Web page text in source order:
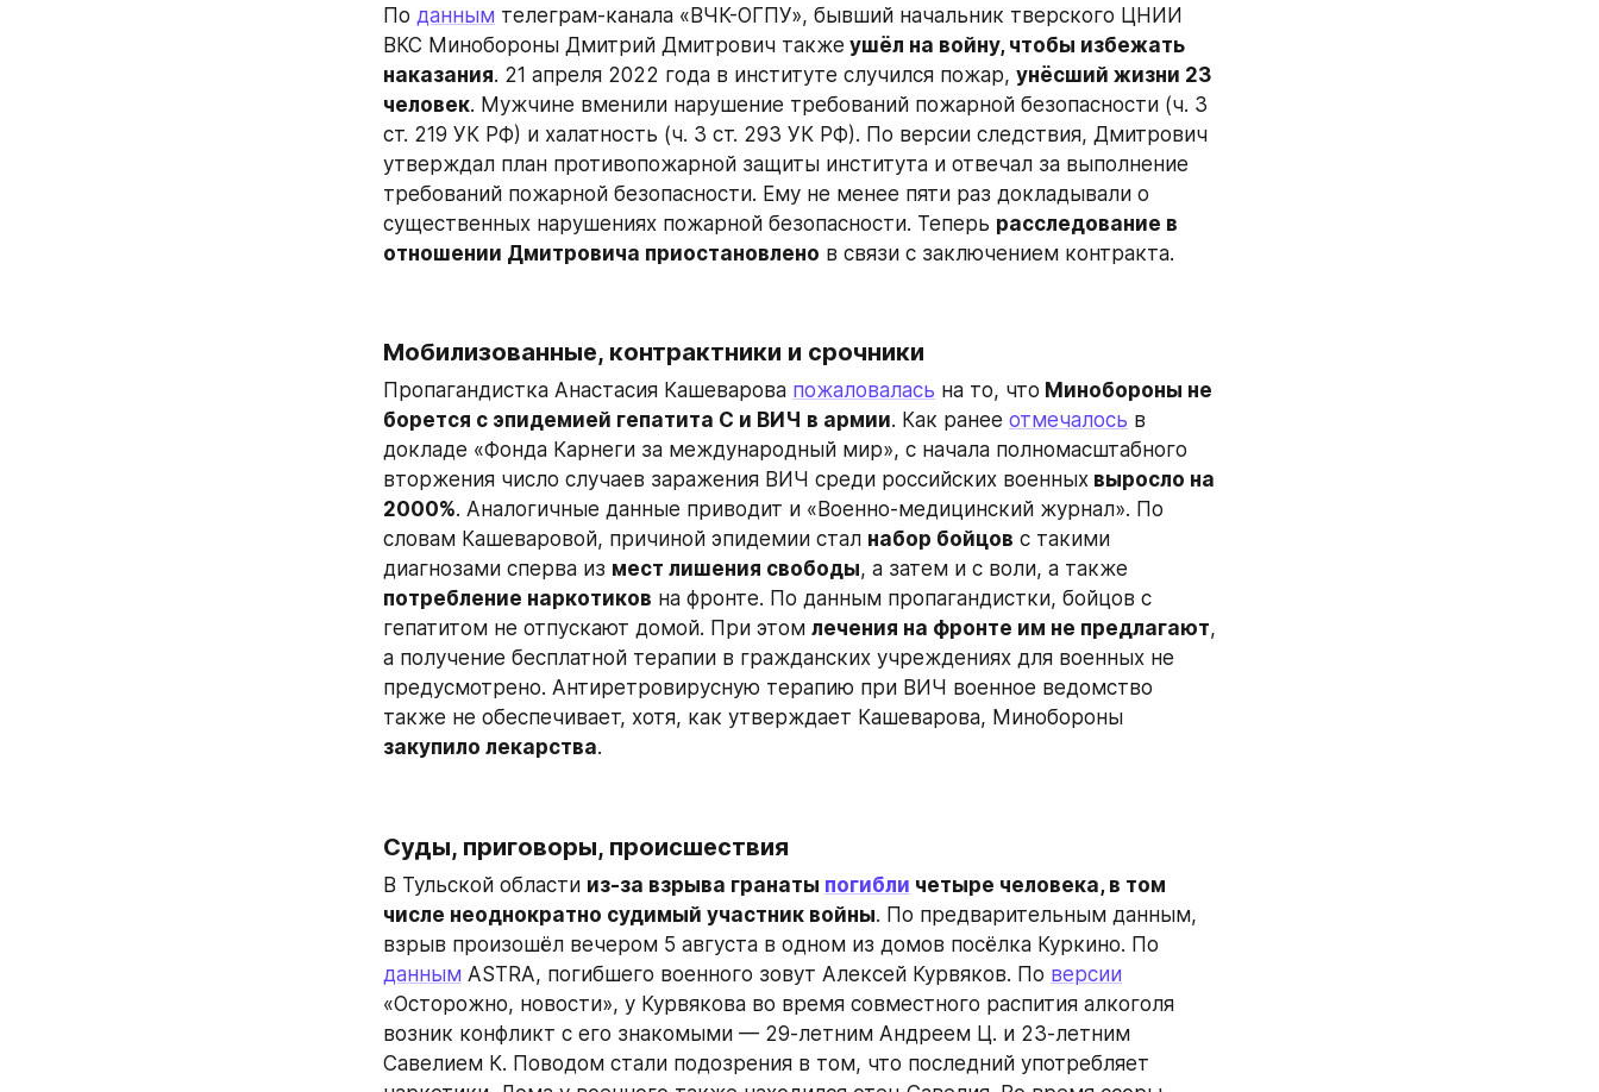
По данным телеграм-канала «ВЧК-ОГПУ», бывший начальник тверского ЦНИИ
ВКС Минобороны Дмитрий Дмитрович также ушёл на войну, чтобы избежать
наказания. 21 апреля 2022 года в институте случился пожар, унёсший жизни 23
человек. Мужчине вменили нарушение требований пожарной безопасности (ч. 3
ст. 219 УК РФ) и халатность (ч. 3 ст. 293 УК РФ). По версии следствия, Дмитрович
утверждал план противопожарной защиты института и отвечал за выполнение
требований пожарной безопасности. Ему не менее пяти раз докладывали о
существенных нарушениях пожарной безопасности. Теперь расследование в
отношении Дмитровича приостановлено в связи с заключением контракта.
Мобилизованные, контрактники и срочники
Пропагандистка Анастасия Кашеварова пожаловалась на то, что Минобороны не
борется с эпидемией гепатита C и ВИЧ в армии. Как ранее отмечалось в
докладе «Фонда Карнеги за международный мир», с начала полномасштабного
вторжения число случаев заражения ВИЧ среди российских военных выросло на
2000%. Аналогичные данные приводит и «Военно-медицинский журнал». По
словам Кашеваровой, причиной эпидемии стал набор бойцов с такими
диагнозами сперва из мест лишения свободы
потребление наркотиков на фронте. По данным пропагандистки, бойцов с
гепатитом не отпускают домой. При этом лечения на фронте им не предлагают,
а получение бесплатной терапии в гражданских учреждениях для военных не
предусмотрено. Антиретровирусную терапию при ВИЧ военное ведомство
закупило лекарства.
Суды, приговоры, происшествия
В Тульской области из-за взрыва гранаты погибли четыре человека, в том
числе неоднократно судимый участник войны. По предварительным данным,
данным ASTRA, погибшего военного зовут Алексей Курвяков. По версии
«Осторожно, новости», у Курвякова во время совместного распития алкоголя
возник конфликт с его знакомыми — 29-летним Андреем Ц. и 23-летним
Савелием К. Поводом стали подозрения в том, что последний употребляет